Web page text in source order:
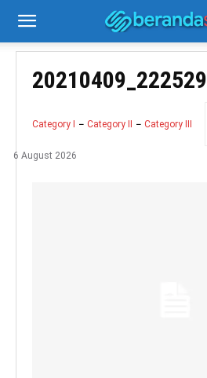
20210409_222529
Category I Category II Category III
6 August 2026